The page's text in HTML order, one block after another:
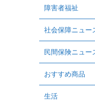
障害者福祉
社会保障ニュー
民間保険ニュー
おすすめ商品
生活